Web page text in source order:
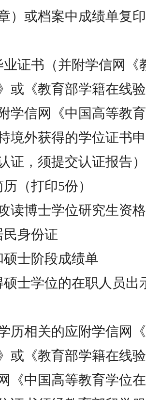
）或档案中成绩单复
业证书（并附学信网《
或《教育部学籍在线
学信网《中国高等教
境外获得的学位证书
证，须提交认证报告）
（打印5份）
读博士学位研究生资
民身份证
硕士阶段成绩单
硕士学位的在职人员出
历相关的应附学信网
或《教育部学籍在线
《中国高等教育学位